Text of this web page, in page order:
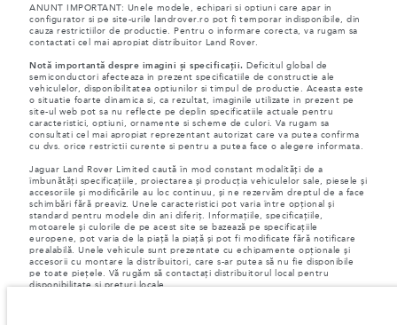
ANUNT IMPORTANT: Unele modele, echipari si optiuni care apar in
configurator si pe site-urile landrover.ro pot fi temporar indisponibile, din
cauza restrictiilor de productie. Pentru o informare corecta, va rugam sa
contactati cel mai apropiat distribuitor Land Rover.
Notă importantă despre imagini și specificații. Deficitul global de
semiconductori afecteaza in prezent specificatiile de constructie ale
vehiculelor, disponibilitatea optiunilor si timpul de productie. Aceasta este
o situatie foarte dinamica si, ca rezultat, imaginile utilizate in prezent pe
site-ul web pot sa nu reflecte pe deplin specificatiile actuale pentru
caracteristici, optiuni, ornamente si scheme de culori. Va rugam sa
consultati cel mai apropiat reprezentant autorizat care va putea confirma
cu dvs. orice restrictii curente si pentru a putea face o alegere informata.
Jaguar Land Rover Limited caută în mod constant modalități de a
îmbunătăți specificațiile, proiectarea și producția vehiculelor sale, piesele și
accesoriile și modificările au loc continuu, și ne rezervăm dreptul de a face
schimbări fără preaviz. Unele caracteristici pot varia între opțional și
standard pentru modele din ani diferiț. Informațiile, specificațiile,
motoarele și culorile de pe acest site se bazează pe specificațiile
europene, pot varia de la piață la piață și pot fi modificate fără notificare
prealabilă. Unele vehicule sunt prezentate cu echipamente opționale și
accesorii cu montare la distribuitori, care s-ar putea să nu fie disponibile
pe toate piețele. Vă rugăm să contactați distribuitorul local pentru
disponibilitate și prețuri locale.